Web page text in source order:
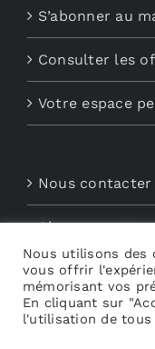
S’abonner au
Consulter les
Votre espace
Nous contacter
Abonnements
Découvrez My
Nous utilisons des
vous offrir
mémorisant vos
En cliquant sur
l'utilisation de tous